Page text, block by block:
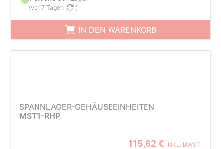
(vor 7 Tagen )
IN DEN WARENKORB
SPANNLAGER-GEHÄUSEEINHEITEN
MST1-RHP
115,62 € INKL. MWST.